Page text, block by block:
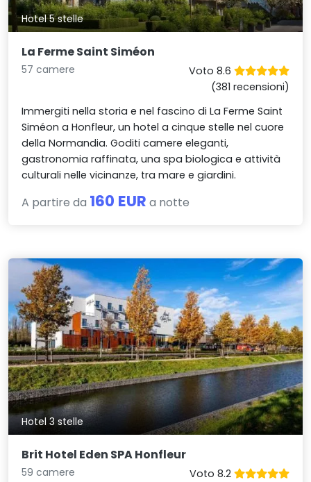
Hotel 5 stelle
La Ferme Saint Siméon
57 camere
Voto 8.6
(381 recensioni)
Immergiti nella storia e nel fascino di La Ferme Saint
Siméon a Honfleur, un hotel a cinque stelle nel cuore
della Normandia. Goditi camere eleganti,
gastronomia raffinata, una spa biologica e attività
culturali nelle vicinanze, tra mare e giardini.
A partire da 160 EUR a notte
Hotel 3 stelle
Brit Hotel Eden SPA Honfleur
59 camere
Voto 8.2